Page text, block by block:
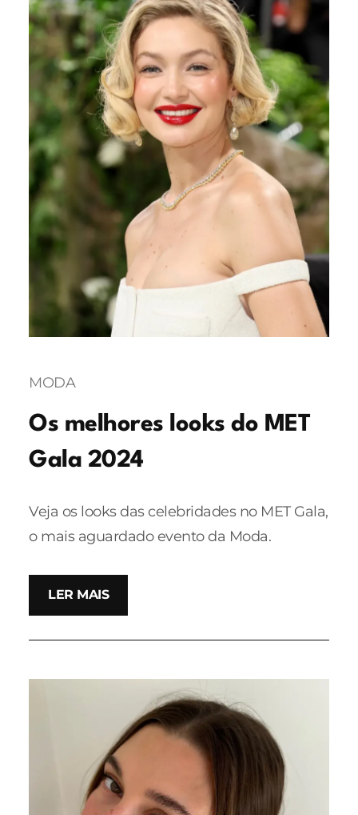
MODA
Os melhores looks do MET
Gala 2024
Veja os looks das celebridades no MET Gala,
o mais aguardado evento da Moda.
LER MAIS